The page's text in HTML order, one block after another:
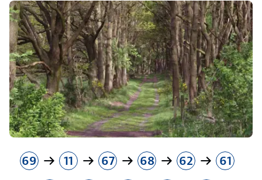
69 11 67 68 62
61